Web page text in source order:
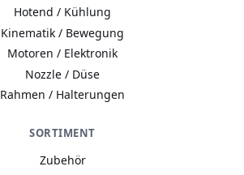
Hotend / Kühlung
Kinematik / Bewegung
Motoren / Elektronik
Nozzle / Düse
Rahmen / Halterungen
SORTIMENT
Zubehör